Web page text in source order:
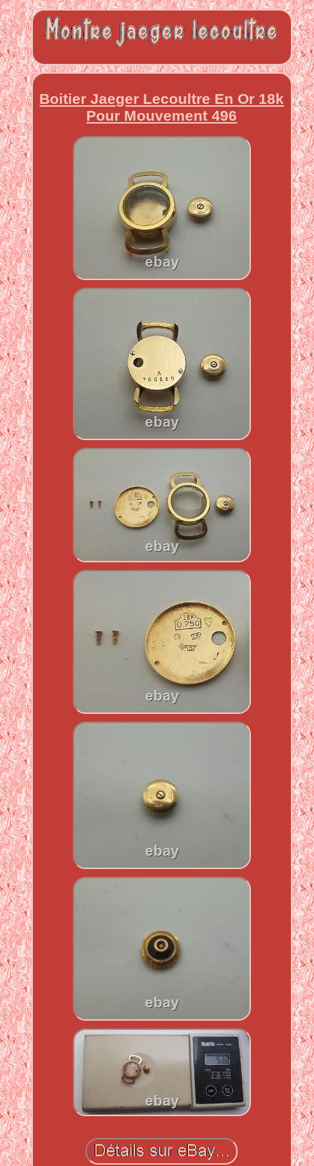
Boitier Jaeger Lecoultre En Or 18k
Pour Mouvement 496